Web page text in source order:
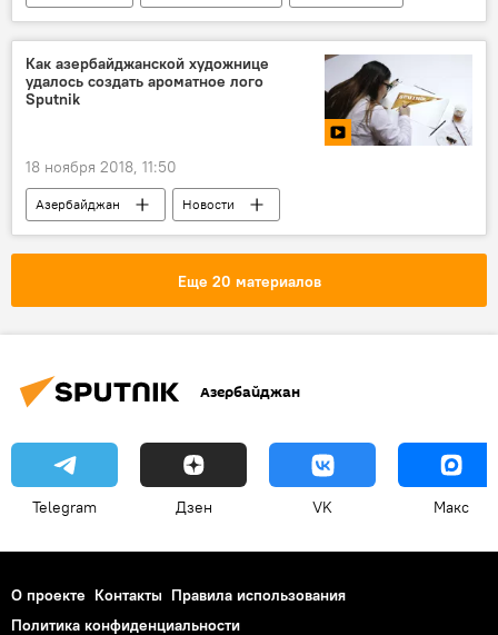
ЖИЗНЬ
МУЛЬТИМЕДИА РАДИО
Как азербайджанской художнице
удалось создать ароматное лого
Sputnik
18 ноября 2018, 11:50
Азербайджан
Новости
МУЛЬТИМЕДИА
Видео
ЖИЗНЬ
Еще 20 материалов
Азербайджан
Telegram Дзен VK Макс
О проекте Контакты Правила использования
Политика конфиденциальности